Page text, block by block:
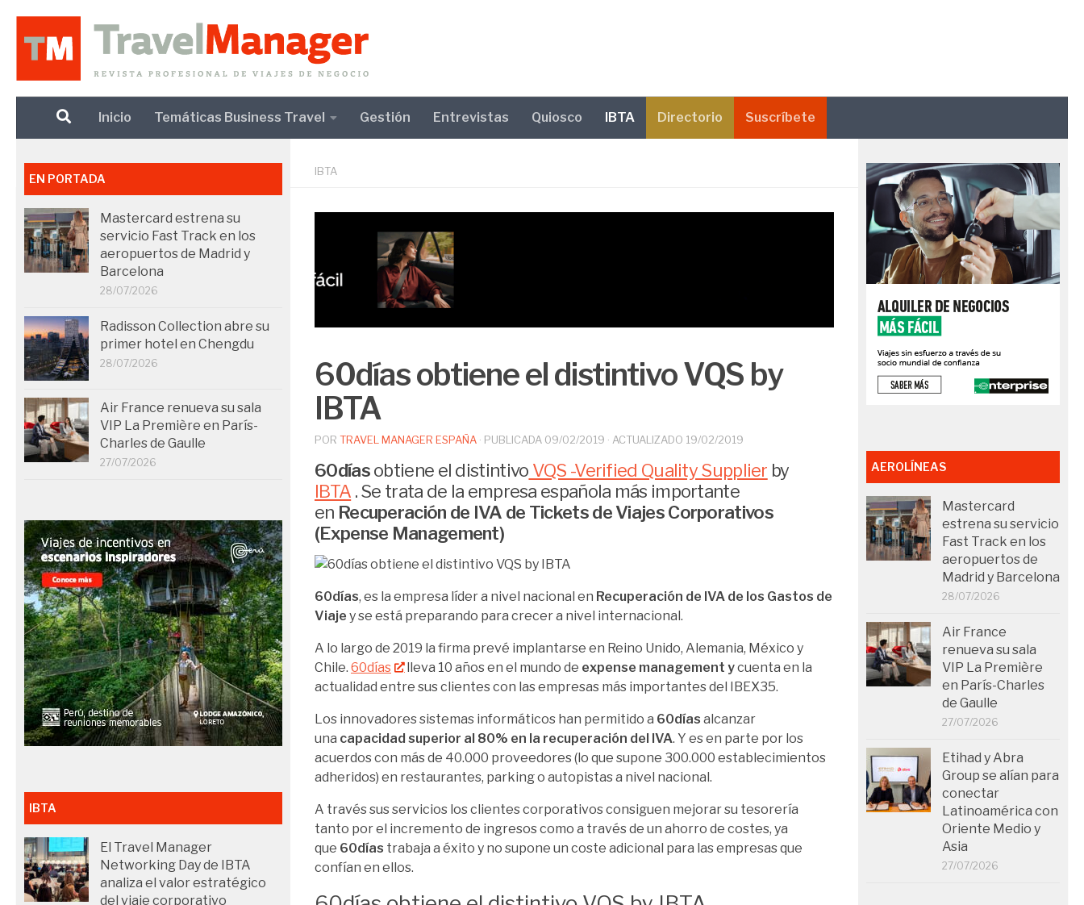
Debajo del contenido
Inicio Temáticas Business Travel Gestión Entrevistas Quiosco IBTA Directorio Suscríbete
IBTA
60días obtiene el distintivo VQS by
IBTA
POR TRAVEL MANAGER ESPAÑA · PUBLICADA 09/02/2019 · ACTUALIZADO 19/02/2019
60díasobtiene el distintivo VQS -Verified Quality Supplier by
IBTA . Se trata de la empresa española más importante
en Recuperación de IVA de Tickets de Viajes Corporativos
(Expense Management)
60días, es la empresa líder a nivel nacional en Recuperación de IVA de los Gastos de
Viaje y se está preparando para crecer a nivel internacional.
A lo largo de 2019 la firma prevé implantarse en Reino Unido, Alemania, México y
Chile. 60días lleva 10 años en el mundo de expense management ycuenta en la
actualidad entre sus clientes con las empresas más importantes del IBEX35.
Los innovadores sistemas informáticos han permitido a 60días alcanzar
una capacidad superior al 80% en la recuperación del IVA. Y es en parte por los
acuerdos con más de 40.000 proveedores (lo que supone 300.000 establecimientos
adheridos) en restaurantes, parking o autopistas a nivel nacional.
A través sus servicios los clientes corporativos consiguen mejorar su tesorería
tanto por el incremento de ingresos como a través de un ahorro de costes, ya
que 60días trabaja a éxito y no supone un coste adicional para las empresas que
confían en ellos.
EN PORTADA
Mastercard estrena su
servicio Fast Track en los
aeropuertos de Madrid y
Barcelona
28/07/2026
Radisson Collection abre su
primer hotel en Chengdu
28/07/2026
Air France renueva su sala
VIP La Première en París-
Charles de Gaulle
27/07/2026
IBTA
El Travel Manager
Networking Day de IBTA
analiza el valor estratégico
del viaje corporativo
AEROLÍNEAS
Mastercard
estrena su servicio
Fast Track en los
aeropuertos de
Madrid y Barcelona
28/07/2026
Air France
renueva su sala
VIP La Première
en París-Charles
de Gaulle
27/07/2026
Etihad y Abra
Group se alían para
conectar
Latinoamérica con
Oriente Medio y
Asia
27/07/2026